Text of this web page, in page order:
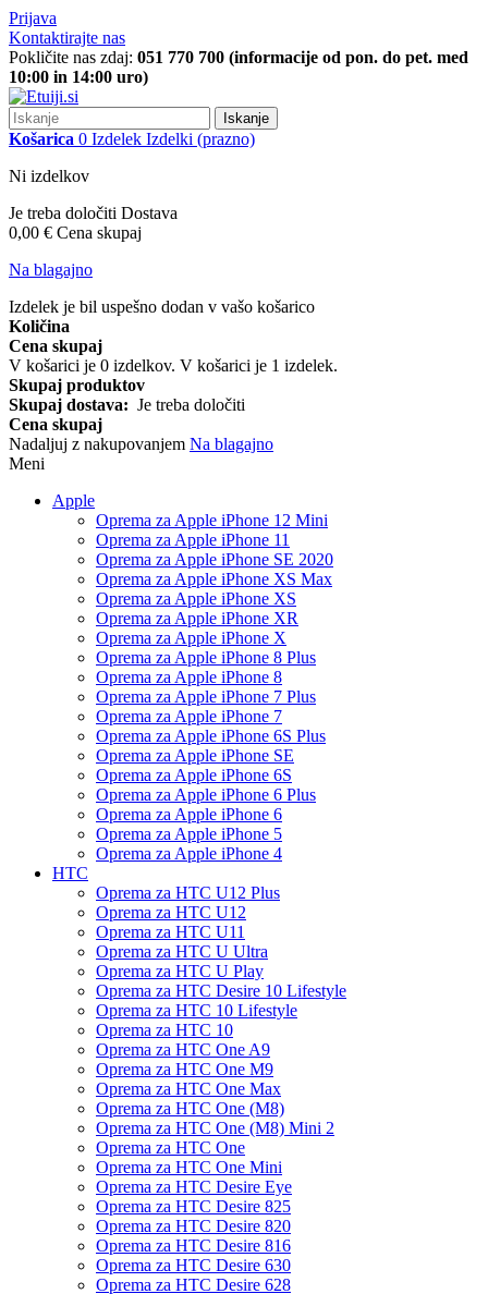
Prijava
Kontaktirajte nas
Pokličite nas zdaj: 051 770 700 (informacije od pon. do pet. med
10:00 in 14:00 uro)
Iskanje
Košarica 0 Izdelek Izdelki (prazno)
Ni izdelkov
Je treba določiti Dostava
0,00 € Cena skupaj
Na blagajno
Izdelek je bil uspešno dodan v vašo košarico
Količina
Cena skupaj
V košarici je 0 izdelkov. V košarici je 1 izdelek.
Skupaj produktov
Skupaj dostava: Je treba določiti
Cena skupaj
Nadaljuj z nakupovanjem Na blagajno
Meni
Apple
Oprema za Apple iPhone 12 Mini
Oprema za Apple iPhone 11
Oprema za Apple iPhone SE 2020
Oprema za Apple iPhone XS Max
Oprema za Apple iPhone XS
Oprema za Apple iPhone XR
Oprema za Apple iPhone X
Oprema za Apple iPhone 8 Plus
Oprema za Apple iPhone 8
Oprema za Apple iPhone 7 Plus
Oprema za Apple iPhone 7
Oprema za Apple iPhone 6S Plus
Oprema za Apple iPhone SE
Oprema za Apple iPhone 6S
Oprema za Apple iPhone 6 Plus
Oprema za Apple iPhone 6
Oprema za Apple iPhone 5
Oprema za Apple iPhone 4
HTC
Oprema za HTC U12 Plus
Oprema za HTC U12
Oprema za HTC U11
Oprema za HTC U Ultra
Oprema za HTC U Play
Oprema za HTC Desire 10 Lifestyle
Oprema za HTC 10 Lifestyle
Oprema za HTC 10
Oprema za HTC One A9
Oprema za HTC One M9
Oprema za HTC One Max
Oprema za HTC One (M8)
Oprema za HTC One (M8) Mini 2
Oprema za HTC One
Oprema za HTC One Mini
Oprema za HTC Desire Eye
Oprema za HTC Desire 825
Oprema za HTC Desire 820
Oprema za HTC Desire 816
Oprema za HTC Desire 630
Oprema za HTC Desire 628